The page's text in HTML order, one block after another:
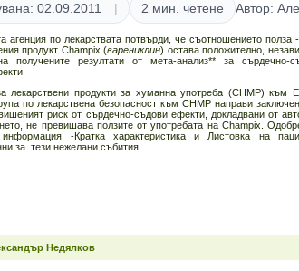
02.09.2011 2 мин. четене Автор:
агенция по лекарствата потвърди, че съотношението полза
продукт Champix (варениклин) остава положително,
получените резултати от мета-анализ** за сърдечно-
лекарствени продукти за хуманна употреба (CHMP) към
по лекарствена безопасност към CHMP направи
риск от сърдечно-съдови ефекти, докладвани от
не превишава ползите от употребата на Champix.
информация -Кратка характеристика и Листовка на
за тези нежелани събития.
Недялков